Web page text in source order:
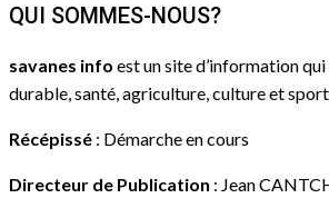
QUI SOMMES-NOUS?
savanes info est un site d’information
durable, santé, agriculture, culture et
Récépissé : Démarche en cours
Directeur de Publication : Jean